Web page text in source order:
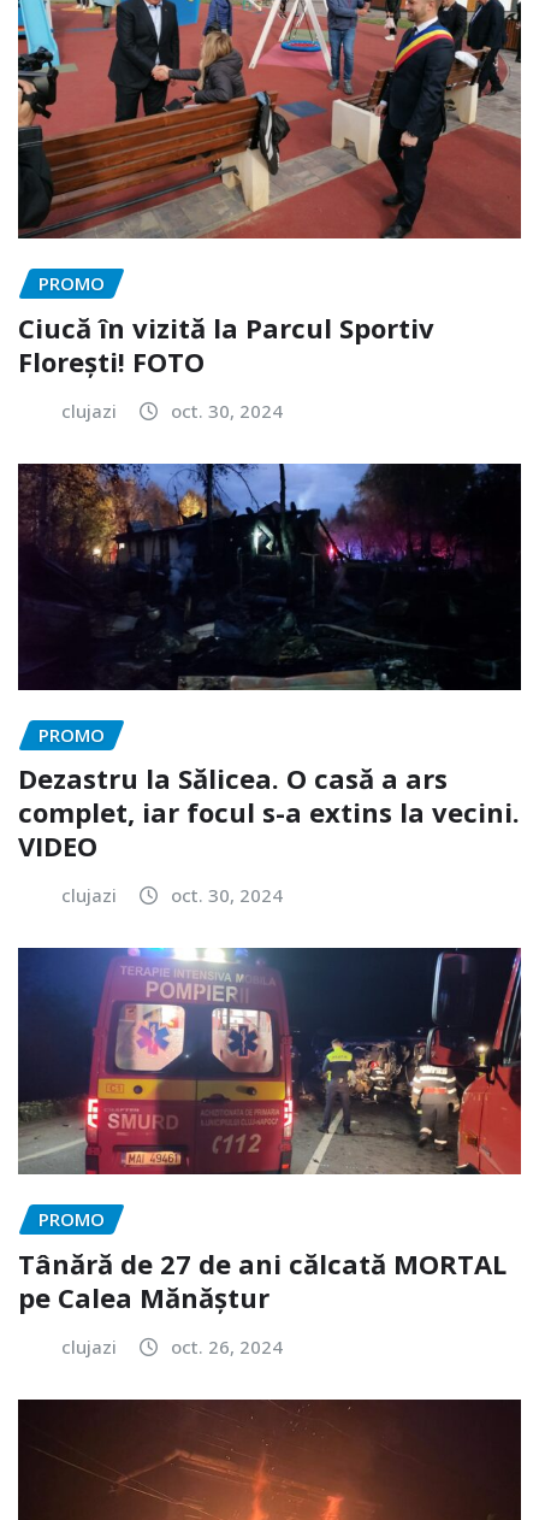
PROMO
Ciucă în vizită la Parcul Sportiv
Florești! FOTO
clujazi oct. 30, 2024
PROMO
Dezastru la Sălicea. O casă a ars
complet, iar focul s-a extins la vecini.
VIDEO
clujazi oct. 30, 2024
PROMO
Tânără de 27 de ani călcată MORTAL
pe Calea Mănăștur
clujazi oct. 26, 2024